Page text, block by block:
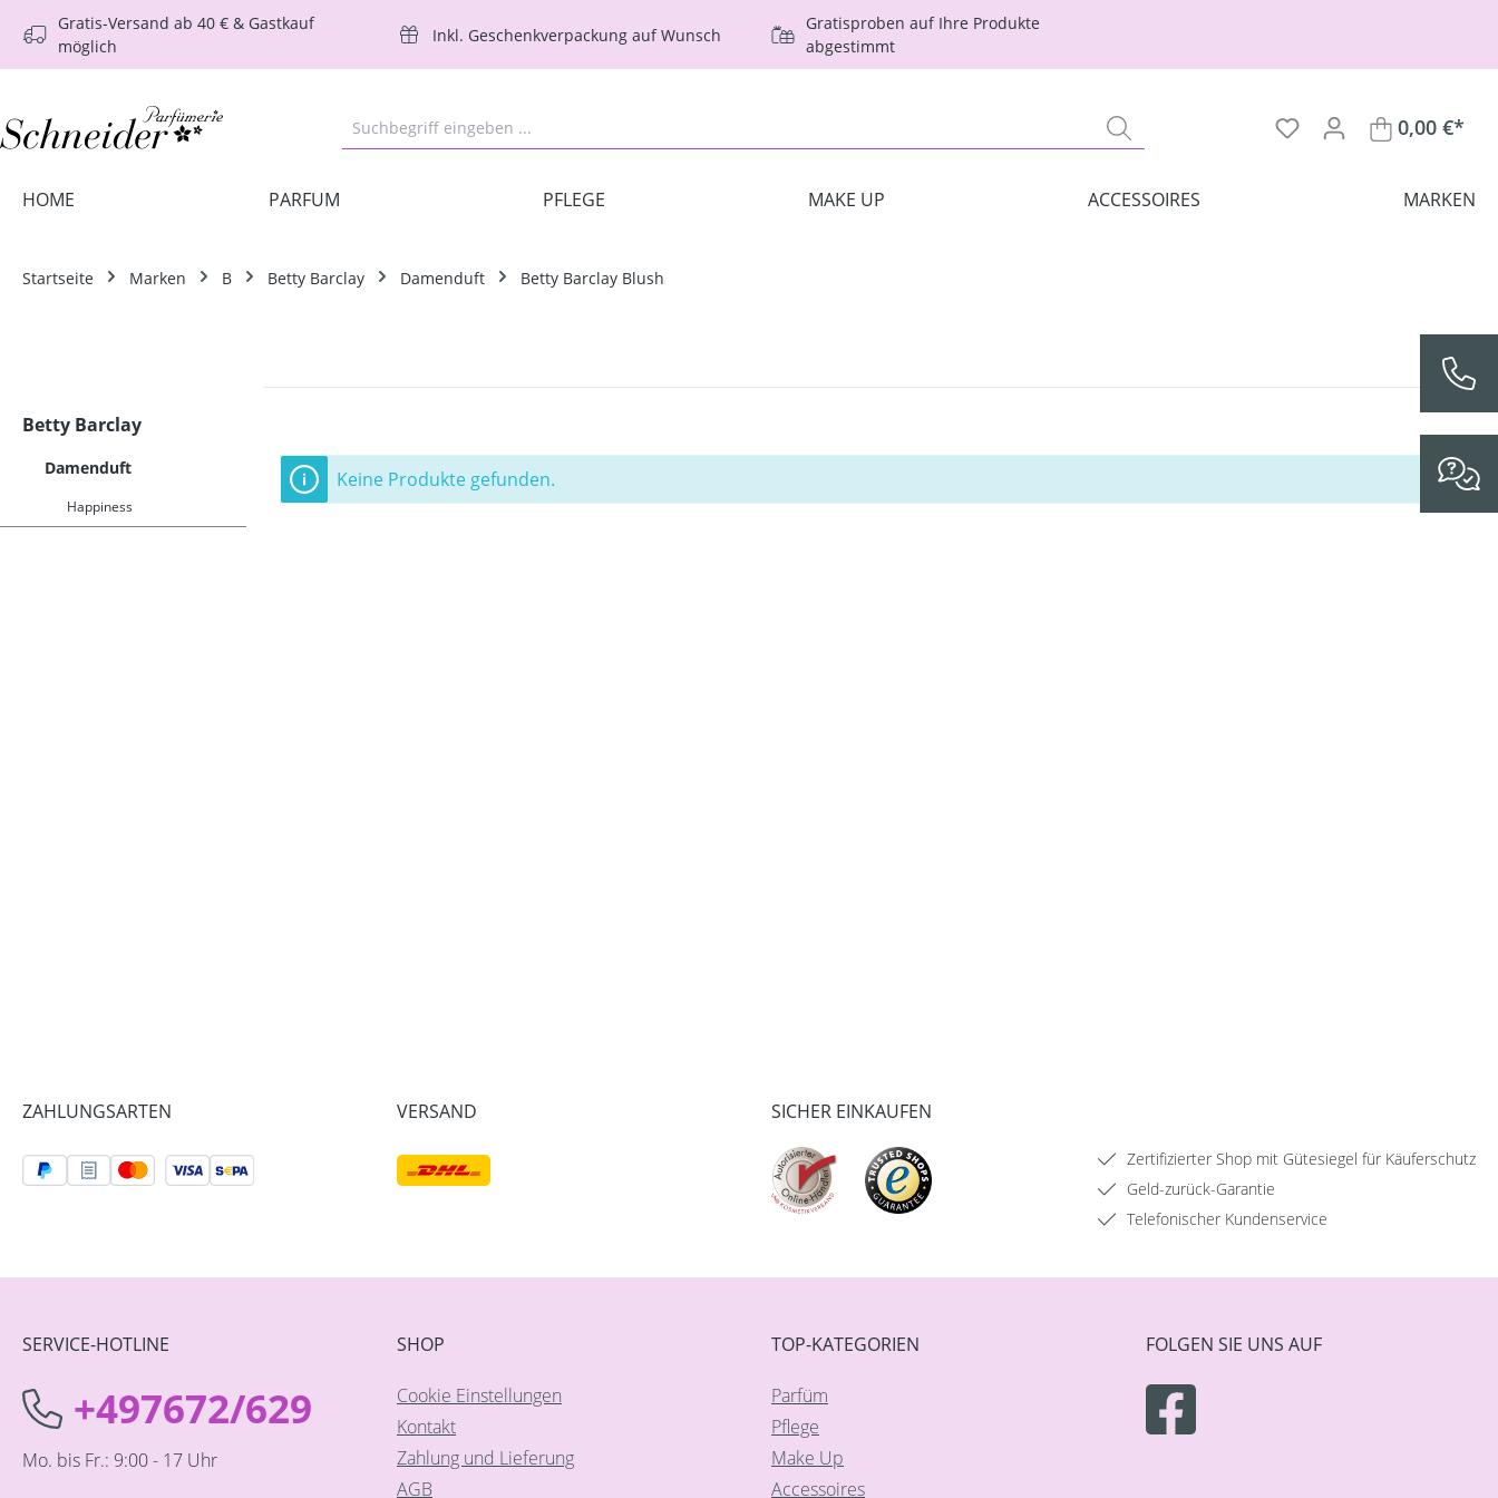
Hauptinhalt springen
Zur Suche springen
Zur Hauptnavigation springen
Gratis-Versand ab 40 € & Gastkauf
möglich
Inkl. Geschenkverpackung auf Wunsch
Gratisproben auf Ihre Produkte
abgestimmt
0,00 €*
HOME PARFUM PFLEGE MAKE UP ACCESSOIRES MARKEN
Startseite Marken B Betty Barclay Damenduft Betty Barclay Blush
Betty Barclay
Damenduft
Happiness
Keine Produkte gefunden.
ZAHLUNGSARTEN VERSAND SICHER EINKAUFEN
Zertifizierter Shop mit Gütesiegel für Käuferschutz
Geld-zurück-Garantie
Telefonischer Kundenservice
SERVICE-HOTLINE
+497672/629
Mo. bis Fr.: 9:00 - 17 Uhr
SHOP
Cookie Einstellungen
Kontakt
Zahlung und Lieferung
AGB
TOP-KATEGORIEN
Parfüm
Pflege
Make Up
Accessoires
FOLGEN SIE UNS AUF